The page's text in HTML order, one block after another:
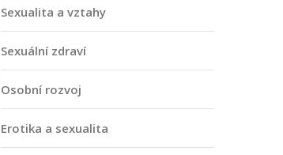
Sexualita a vztahy
Sexuální zdraví
Osobní rozvoj
Erotika a sexualita